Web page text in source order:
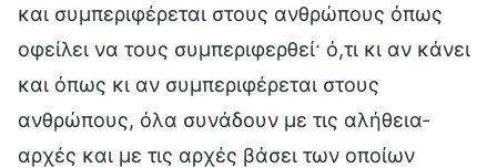
και συμπεριφέρεται στους ανθρώπους όπως
οφείλει να τους συμπεριφερθεί· ό,τι κι αν κάνει
και όπως κι αν συμπεριφέρεται στους
ανθρώπους, όλα συνάδουν με τις αλήθεια-
αρχές και με τις αρχές βάσει των οποίων